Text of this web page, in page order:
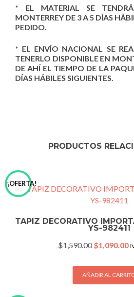
* EL MATERIAL SE
MONTERREY DE 3 A 5 DÍAS
PEDIDO.
* EL ENVÍO NACIONAL SE
TENERLO DISPONIBLE EN
DE AHÍ EL TIEMPO DE LA
DÍAS HÁBILES SIGUIENTES.
PRODUCTOS
¡OFERTA!
TAPIZ DECORATIVO
YS-982411
$1,590.00 Original
was:
$1,590.00.
$1,090.00
AÑADIR AL